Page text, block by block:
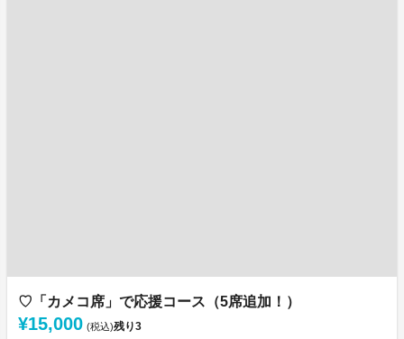
♡「カメコ席」で応援コース（5席追加！）
¥15,000 (税込)残り3